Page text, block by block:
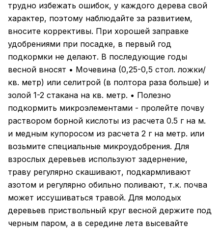
трудно избежать ошибок, у каждого дерева свой
характер, поэтому наблюдайте за развитием,
вносите коррективы. При хорошей заправке
удобрениями при посадке, в первый год
подкормки не делают. В последующие годы
весной вносят • Мочевина (0,25-0,5 стол. ложки/
кв. метр) или селитрой (в полтора раза больше) и
золой 1-2 стакана на кв. метр. • Полезно
подкормить микроэлементами - пролейте почву
раствором борной кислоты из расчета 0.5 г на м.
и медным купоросом из расчета 2 г на метр. или
возьмите специальные микроудобрения. Для
взрослых деревьев используют задернение,
траву регулярно скашивают, подкармливают
азотом и регулярно обильно поливают, т.к. почва
может иссушиваться травой. Для молодых
деревьев приствольный круг весной держите под
черным паром, а в середине лета высевайте